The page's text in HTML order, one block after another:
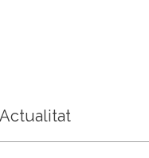
Actualitat